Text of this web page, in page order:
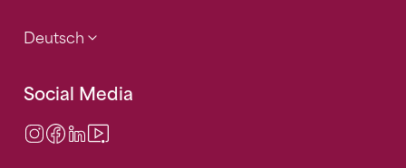
Deutsch
Social Media
Instagram
Facebook
LinkedIn